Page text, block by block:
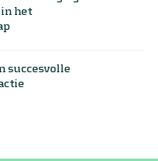
het
succesvolle